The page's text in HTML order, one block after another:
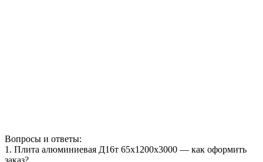
Вопросы и ответы:
1. Плита алюминиевая Д16т 65х1200х3000 — как оформить